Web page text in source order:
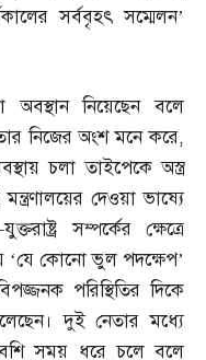
সর্ববৃহৎ সম্মেলন’
অবস্থান নিয়েছেন বলে
নিজের অংশ মনে করে,
চলা তাইপেকে অস্ত্র
দেওয়া ভাষ্যে
যুক্তরাষ্ট্র সম্পর্কের ক্ষেত্রে
‘যে কোনো ভুল পদক্ষেপ’
পরিস্থিতির দিকে
দুই নেতার মধ্যে
সময় ধরে চলে বলে